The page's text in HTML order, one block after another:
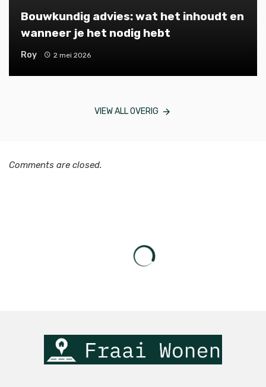
Bouwkundig advies: wat het inhoudt en
wanneer je het nodig hebt
Roy 2 mei 2026
VIEW ALL OVERIG
Comments are closed.